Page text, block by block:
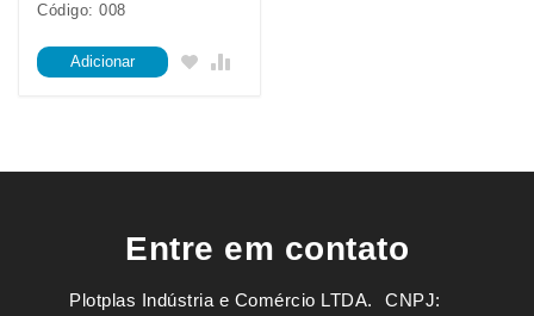
Código: 008
Adicionar
Entre em contato
Plotplas Indústria e Comércio LTDA. ㅤㅤㅤ CNPJ: